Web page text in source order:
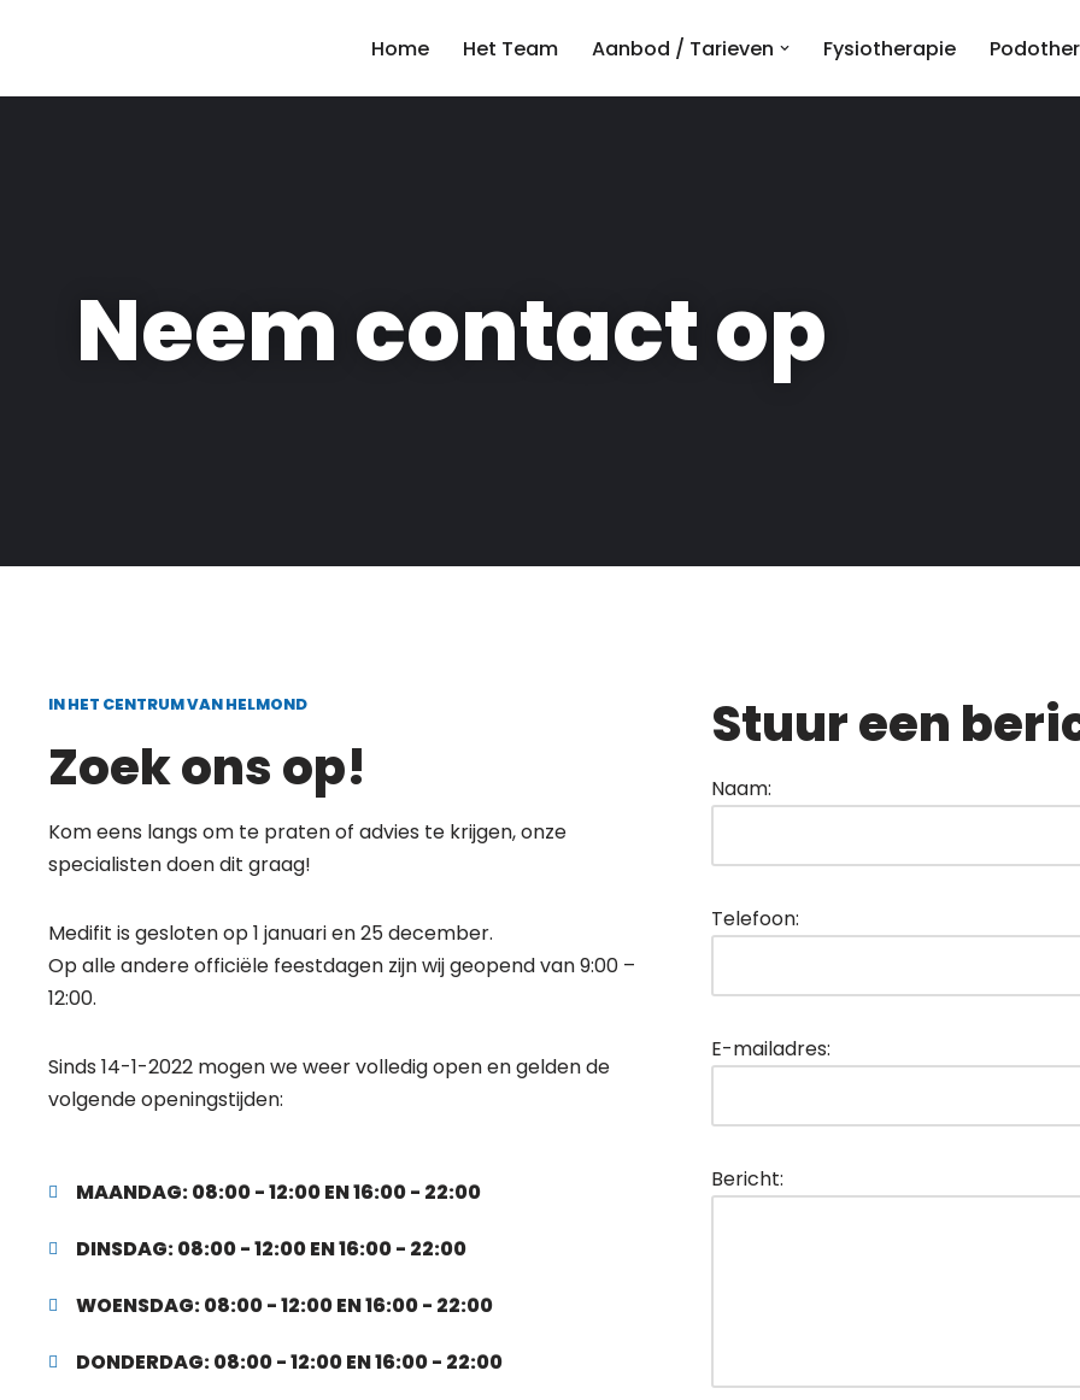
naar
Home Het Team Aanbod / Tarieven Fysiotherapie
Neem contact op
IN HET CENTRUM VAN HELMOND
Zoek ons op!
Kom eens langs om te praten of advies te krijgen, onze
specialisten doen dit graag!
Medifit is gesloten op 1 januari en 25 december.
Op alle andere officiële feestdagen zijn wij geopend van 9:00 –
12:00.
Sinds 14-1-2022 mogen we weer volledig open en gelden de
volgende openingstijden:
MAANDAG: 08:00 - 12:00 EN 16:00 - 22:00
DINSDAG: 08:00 - 12:00 EN 16:00 - 22:00
WOENSDAG: 08:00 - 12:00 EN 16:00 - 22:00
DONDERDAG: 08:00 - 12:00 EN 16:00 - 22:00
Stuur een
Naam:
Telefoon:
E-mailadres:
Bericht: